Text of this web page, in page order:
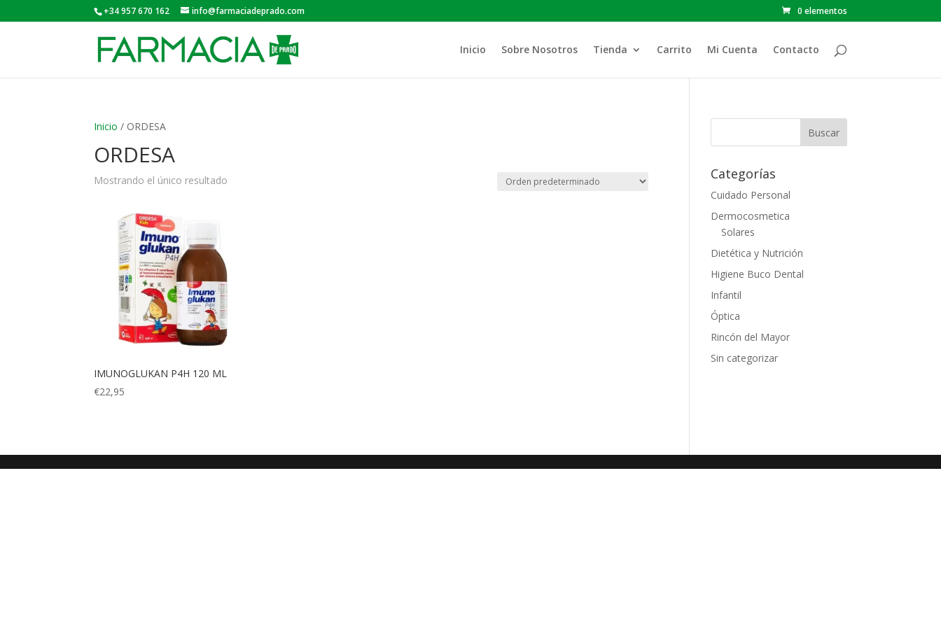
+34 957 670 162 info@farmaciadeprado.com 0 elementos
Inicio Sobre Nosotros Tienda Carrito Mi Cuenta Contacto
Inicio / ORDESA
ORDESA
Mostrando el único resultado
IMUNOGLUKAN P4H 120 ML
€22,95
Categorías
Cuidado Personal
Dermocosmetica
Solares
Dietética y Nutrición
Higiene Buco Dental
Infantil
Óptica
Rincón del Mayor
Sin categorizar